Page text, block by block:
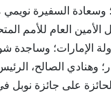
السفيرة نويمي
العام للأمم
الإمارات؛ وساجدة
وهنادي الصالح،
على جائزة نوبل